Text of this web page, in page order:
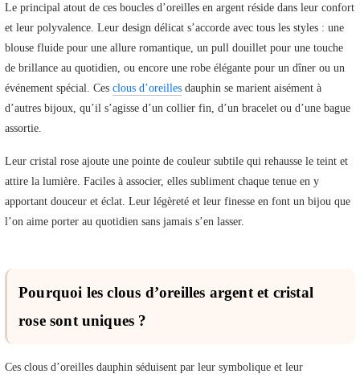
Le principal atout de ces boucles d’oreilles en argent réside dans leur confort
et leur polyvalence. Leur design délicat s’accorde avec tous les styles : une
blouse fluide pour une allure romantique, un pull douillet pour une touche
de brillance au quotidien, ou encore une robe élégante pour un dîner ou un
événement spécial. Ces clous d’oreilles dauphin se marient aisément à
d’autres bijoux, qu’il s’agisse d’un collier fin, d’un bracelet ou d’une bague
assortie.
Leur cristal rose ajoute une pointe de couleur subtile qui rehausse le teint et
attire la lumière. Faciles à associer, elles subliment chaque tenue en y
apportant douceur et éclat. Leur légèreté et leur finesse en font un bijou que
l’on aime porter au quotidien sans jamais s’en lasser.
Pourquoi les clous d’oreilles argent et cristal
rose sont uniques ?
Ces clous d’oreilles dauphin séduisent par leur symbolique et leur